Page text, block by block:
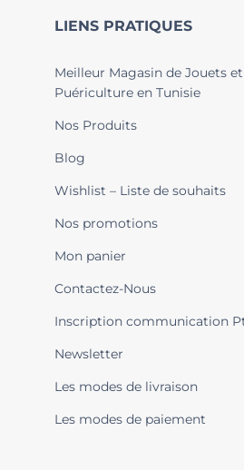
LIENS PRATIQUES
Meilleur Magasin de Jouets et
Puériculture en Tunisie
Nos Produits
Blog
Wishlist – Liste de souhaits
Nos promotions
Mon panier
Contactez-Nous
Inscription communication
Newsletter
Les modes de livraison
Les modes de paiement